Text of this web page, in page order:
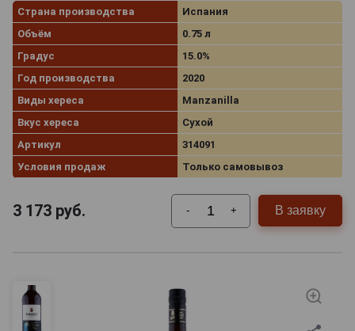
Страна производства
Испания
Объём
0.75 л
Градус
15.0%
Год производства
2020
Виды хереса
Manzanilla
Вкус хереса
Сухой
Артикул
314091
Условия продаж
Только самовывоз
3 173 руб. - + В заявку